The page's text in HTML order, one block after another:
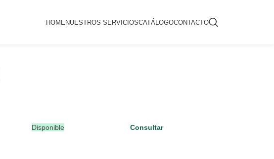
HOMENUESTROS SERVICIOSCATÁLOGOCONTACTO
Disponible Consultar